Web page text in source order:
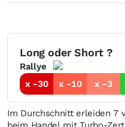
Long oder Short ?
Rallye
x -30
x -10 x -3
Im Durchschnitt erleiden 7